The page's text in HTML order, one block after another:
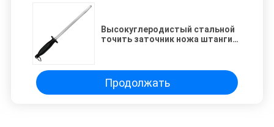
Высокуглеродистый стальной
точить заточник ножа штанги
Продолжать